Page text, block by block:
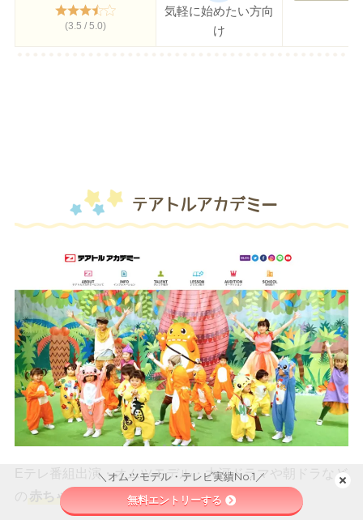
(3.5 / 5.0)
気軽に始めたい方向
け
テアトルアカデミー
Eテレ番組出演・オムツモデル・大河ドラマや朝ドラなど
の 赤ちゃん出演実績No.1のテアトルアカデミー 。
＼オムツモデル・テレビ実績No.1／
無料エントリーする